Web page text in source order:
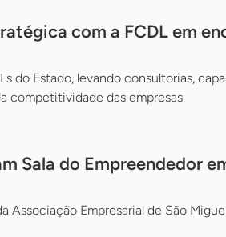
com a FCDL em
do Estado, levando consultorias,
competitividade das empresas
Sala do Empreendedor
Associação Empresarial de São